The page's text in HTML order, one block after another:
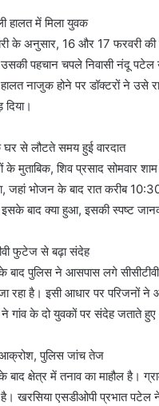
हालत में मिला युवक
के अनुसार, 16 और 17 फरवरी की
पहचान चपले निवासी नंदू
नाजुक होने पर डॉक्टरों ने उसे
दिया।
घर से लौटते समय हुई वारदात
के मुताबिक, शिव प्रसाद सोमवार
जहां भोजन के बाद रात करीब
इसके बाद क्या हुआ, इसकी स्पष्ट
फुटेज से बढ़ा संदेह
बाद पुलिस ने आसपास लगे
जा रहा है। इसी आधार पर
ने गांव के दो युवकों पर संदेह जताते
पुलिस जांच तेज
बाद क्षेत्र में तनाव का माहौल है।
खरसिया एसडीओपी प्रभात पटेल